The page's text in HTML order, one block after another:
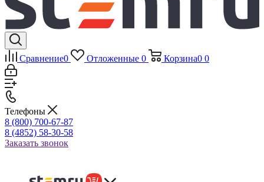
Сравнение0 Отложенные 0 Корзина0 0
Телефоны
8 (800) 700-67-87
8 (4852) 58-30-58
Заказать звонок